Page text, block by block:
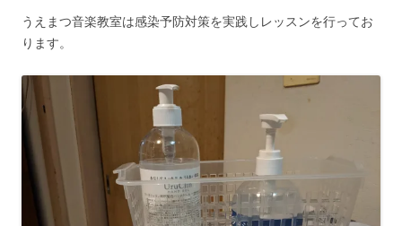
うえまつ音楽教室は感染予防対策を実践しレッスンを行ってお
ります。